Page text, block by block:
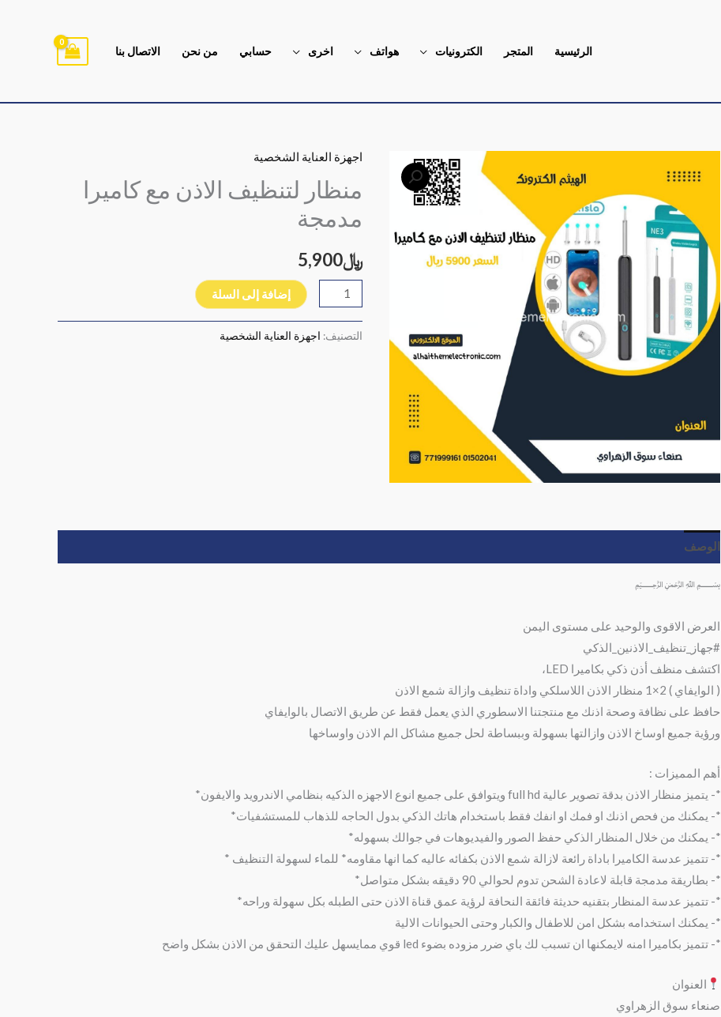
الرئيسية المتجر الكترونيات هواتف اخرى حسابي من نحن الاتصال بنا
اجهزة العناية الشخصية
منظار لتنظيف الاذن مع كاميرا
مدمجة
﷼5,900
كمية
لتنظيف
الاذن
كاميرا
مدمجة
إضافة إلى السلة
التصنيف: اجهزة العناية الشخصية
الوصف
﷽
العرض الاقوى والوحيد على مستوى اليمن
#جهاز_تنظيف_الاذنين_الذكي
اكتشف منظف أذن ذكي بكاميرا LED،
( الوايفاي ) 2×1 منظار الاذن اللاسلكي واداة تنظيف وازالة شمع الاذن
حافظ على نظافة وصحة اذنك مع منتجتنا الاسطوري الذي يعمل فقط عن طريق الاتصال بالوايفاي
ورؤية جميع اوساخ الاذن وازالتها بسهولة وببساطة لحل جميع مشاكل الم الاذن واوساخها
أهم المميزات :
*- يتميز منظار الاذن بدقة تصوير عالية full hd ويتوافق على جميع انوع الاجهزه الذكيه بنظامي الاندرويد والايفون*
*- يمكنك من فحص اذنك او فمك او انفك فقط باستخدام هاتك الذكي بدول الحاجه للذهاب للمستشفيات*
*- يمكنك من خلال المنظار الذكي حفظ الصور والفيديوهات في جوالك بسهوله*
*- تتميز عدسة الكاميرا باداة رائعة لازالة شمع الاذن بكفائه عاليه كما انها مقاومه* للماء لسهولة التنظيف *
*- بطاريقة مدمجة قابلة لاعادة الشحن تدوم لحوالي 90 دقيقه بشكل متواصل*
*- تتميز عدسة المنظار بتقنيه حديثة فائقة النحافة لرؤية عمق قناة الاذن حتى الطبله بكل سهولة وراحه*
*- يمكنك استخدامه بشكل امن للاطفال والكبار وحتى الحيوانات الالية
*- تتميز بكاميرا امنه لايمكنها ان تسبب لك باي ضرر مزوده بضوء led قوي ممايسهل عليك التحقق من الاذن بشكل واضح
العنوان
صنعاء سوق الزهراوي